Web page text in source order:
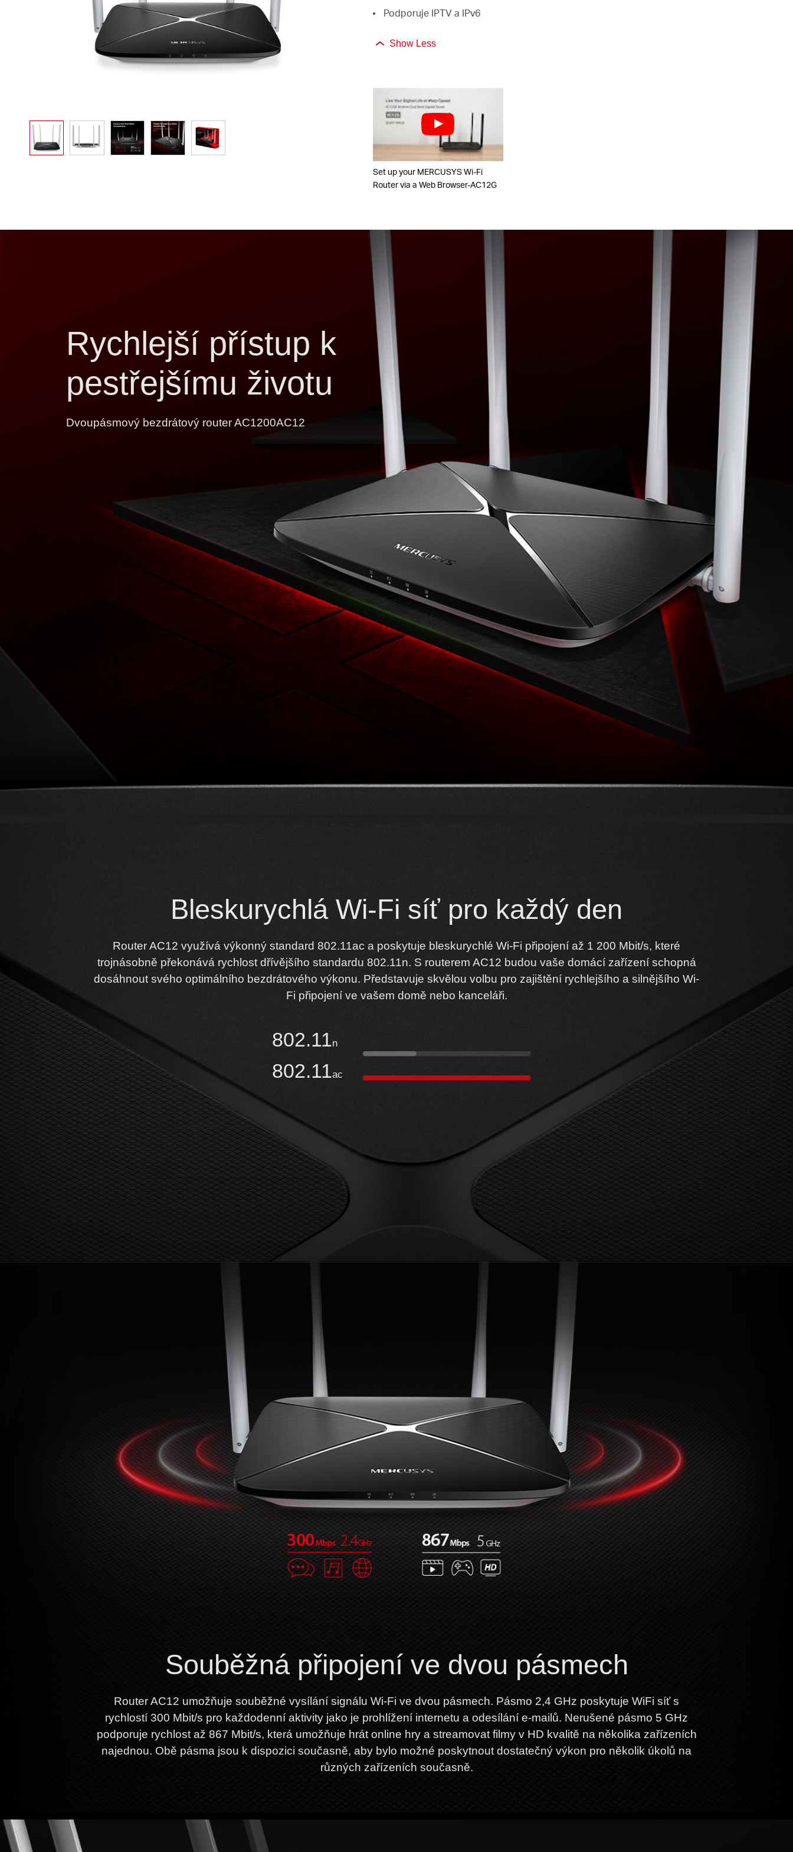
Podporuje IPTV a IPv6
Show Less
Set up your MERCUSYS Wi-Fi
Router via a Web Browser-AC12G
Rychlejší přístup k
pestřejšímu životu
Dvoupásmový bezdrátový router AC1200AC12
Bleskurychlá Wi-Fi síť pro každý den
Router AC12 využívá výkonný standard 802.11ac a poskytuje bleskurychlé Wi-Fi připojení až 1 200 Mbit/s, které
trojnásobně překonává rychlost dřívějšího standardu 802.11n. S routerem AC12 budou vaše domácí zařízení schopná
dosáhnout svého optimálního bezdrátového výkonu. Představuje skvělou volbu pro zajištění rychlejšího a silnějšího Wi-
Fi připojení ve vašem domě nebo kanceláři.
802.11n
802.11ac
Souběžná připojení ve dvou pásmech
Router AC12 umožňuje souběžné vysílání signálu Wi-Fi ve dvou pásmech. Pásmo 2,4 GHz poskytuje WiFi síť s
rychlostí 300 Mbit/s pro každodenní aktivity jako je prohlížení internetu a odesílání e-mailů. Nerušené pásmo 5 GHz
podporuje rychlost až 867 Mbit/s, která umožňuje hrát online hry a streamovat filmy v HD kvalitě na několika zařízeních
najednou. Obě pásma jsou k dispozici současně, aby bylo možné poskytnout dostatečný výkon pro několik úkolů na
různých zařízeních současně.